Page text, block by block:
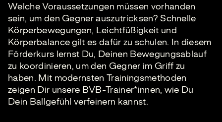
Welche Voraussetzungen müssen vorhanden
sein, um den Gegner auszutricksen? Schnelle
Körperbewegungen, Leichtfüßigkeit und
Körperbalance gilt es dafür zu schulen. In diesem
Förderkurs lernst Du, Deinen Bewegungsablauf
zu koordinieren, um den Gegner im Griff zu
haben. Mit modernsten Trainingsmethoden
zeigen Dir unsere BVB-Trainer*innen, wie Du
Dein Ballgefühl verfeinern kannst.